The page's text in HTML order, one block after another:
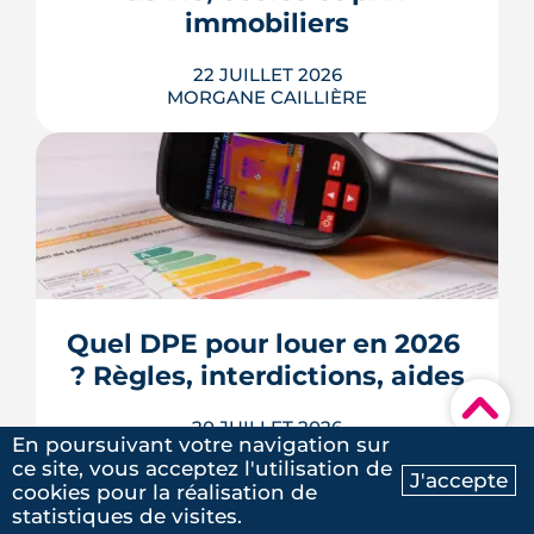
Ma recherche Contactez-nous
▾
LIRE L'ARTICLE
immobiliers
22 JUILLET 2026
MORGANE CAILLIÈRE
Écoles, base de loisirs, transports,
projets urbains et prix au m2 : le guide
3e ville de Haute-Garonne.
LIRE L'ARTICLE
Quel DPE pour louer en 2026
? Règles, interdictions, aides
20 JUILLET 2026
MORGANE CAILLIÈRE
En poursuivant votre navigation sur
ce site, vous acceptez l'utilisation de
cookies pour la réalisation de
statistiques de visites.
J'accepte